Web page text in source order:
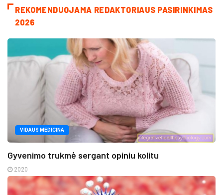
REKOMENDUOJAMA REDAKTORIAUS PASIRINKIMAS
2026
VIDAUS MEDICINA
Gyvenimo trukmė sergant opiniu kolitu
2020